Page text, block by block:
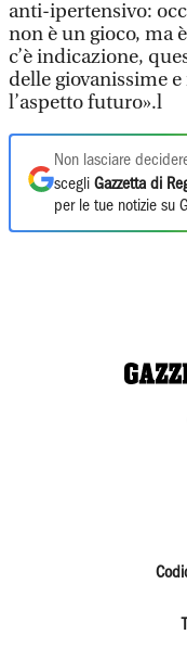
anti-ipertensivo:
non è un gioco, ma
c’è indicazione,
delle giovanissime
l’aspetto futuro».l
Non lasciare
scegli Gazzetta di
per le tue notizie su